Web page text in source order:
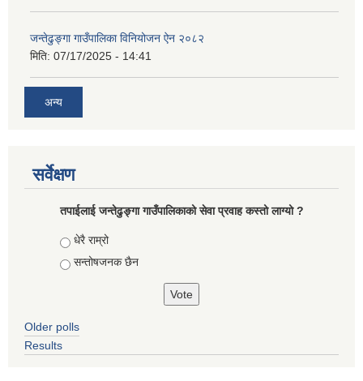
जन्तेढुङ्गा गाउँपालिका विनियोजन ऐन २०८२
मिति: 07/17/2025 - 14:41
अन्य
सर्वेक्षण
तपाईलाई जन्तेढुङ्गा गाउँपालिकाको सेवा प्रवाह कस्तो लाग्यो ?
Choices
धेरै राम्रो
सन्तोषजनक छैन
Older polls
Results